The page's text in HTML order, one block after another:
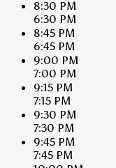
8:30 PM
6:30 PM
8:45 PM
6:45 PM
9:00 PM
7:00 PM
9:15 PM
7:15 PM
9:30 PM
7:30 PM
9:45 PM
7:45 PM